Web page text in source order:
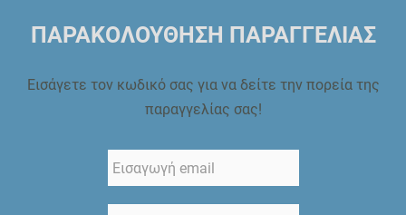
ΠΑΡΑΚΟΛΟΥΘΗΣΗ ΠΑΡΑΓΓΕΛΙΑΣ
Εισάγετε τον κωδικό σας για να δείτε την πορεία της
παραγγελίας σας!